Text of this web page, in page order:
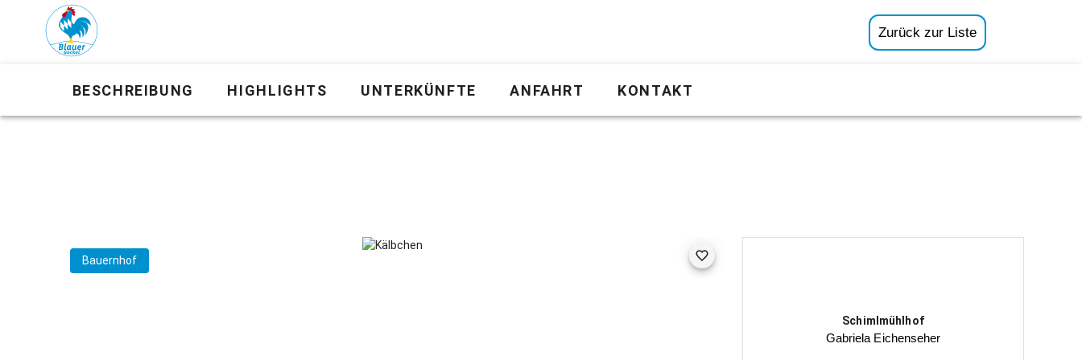
Zurück zur Liste
BESCHREIBUNG HIGHLIGHTS UNTERKÜNFTE ANFAHRT KONTAKT
Schimlmühlhof
Gabriela Eichenseher
Bauernhof